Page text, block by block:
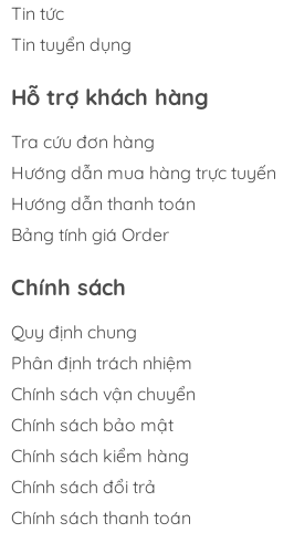
Tin tức
Tin tuyển dụng
Hỗ trợ khách hàng
Tra cứu đơn hàng
Hướng dẫn mua hàng trực tuyến
Hướng dẫn thanh toán
Bảng tính giá Order
Chính sách
Quy định chung
Phân định trách nhiệm
Chính sách vận chuyển
Chính sách bảo mật
Chính sách kiểm hàng
Chính sách đổi trả
Chính sách thanh toán